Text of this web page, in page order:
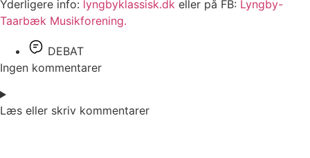
Yderligere info: lyngbyklassisk.dk eller på FB: Lyngby-
Taarbæk Musikforening.
DEBAT
Ingen kommentarer
Læs eller skriv kommentarer